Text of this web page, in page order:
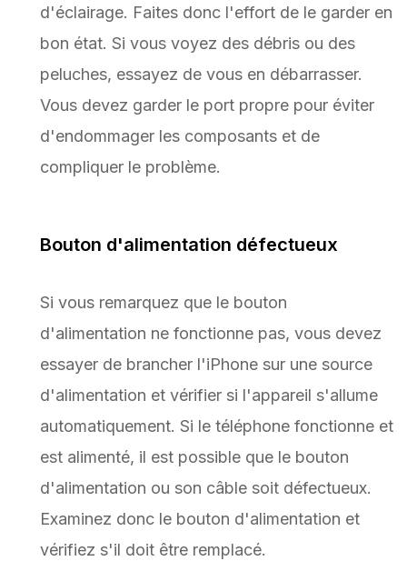
d'éclairage. Faites donc l'effort de le garder en
bon état. Si vous voyez des débris ou des
peluches, essayez de vous en débarrasser.
Vous devez garder le port propre pour éviter
d'endommager les composants et de
compliquer le problème.
Bouton d'alimentation défectueux
Si vous remarquez que le bouton
d'alimentation ne fonctionne pas, vous devez
essayer de brancher l'iPhone sur une source
d'alimentation et vérifier si l'appareil s'allume
automatiquement. Si le téléphone fonctionne et
est alimenté, il est possible que le bouton
d'alimentation ou son câble soit défectueux.
Examinez donc le bouton d'alimentation et
vérifiez s'il doit être remplacé.